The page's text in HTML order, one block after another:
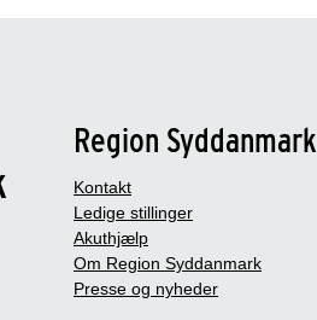
Region Syddanmark
Kontakt
Ledige stillinger
Akuthjælp
Om Region Syddanmark
Presse og nyheder